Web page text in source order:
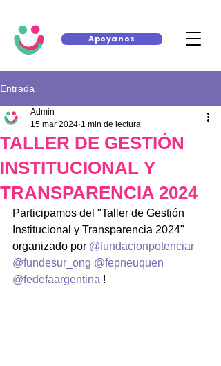
Apoyanos
Entrada
TALLER DE GESTIÓN
INSTITUCIONAL Y
TRANSPARENCIA 2024
Admin
15 mar 2024 1 min de lectura
Participamos del "Taller de Gestión
Institucional y Transparencia 2024"
organizado por @fundacionpotenciar
@fundesur_ong @fepneuquen
@fedefaargentina !